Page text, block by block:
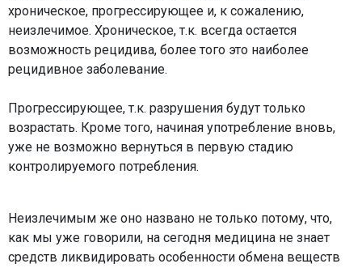
хроническое, прогрессирующее и, к сожалению,
неизлечимое. Хроническое, т.к. всегда остается
возможность рецидива, более того это наиболее
рецидивное заболевание.
Прогрессирующее, т.к. разрушения будут только
возрастать. Кроме того, начиная употребление вновь,
уже не возможно вернуться в первую стадию
контролируемого потребления.
Неизлечимым же оно названо не только потому, что,
как мы уже говорили, на сегодня медицина не знает
средств ликвидировать особенности обмена веществ